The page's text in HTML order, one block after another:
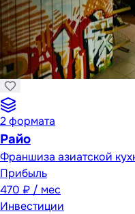
2формата
Райо
Франшиза азиатской
Прибыль
470 ₽ / мес
Инвестиции